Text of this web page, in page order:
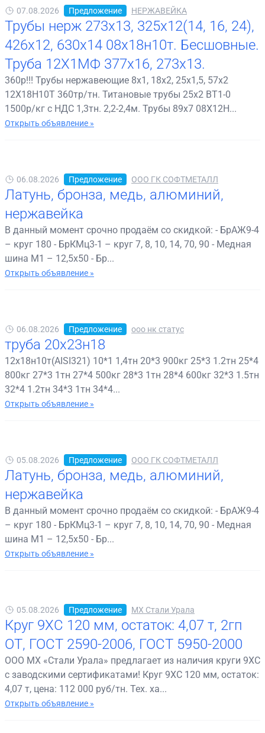
07.08.2026 Предложение НЕРЖАВЕЙКА
Трубы нерж 273х13, 325х12(14, 16, 24),
426х12, 630х14 08х18н10т. Бесшовные.
Труба 12Х1МФ 377х16, 273х13.
360р!!! Трубы нержавеющие 8х1, 18х2, 25х1,5, 57х2
12Х18Н10Т 360тр/тн. Титановые трубы 25х2 ВТ1-0
1500р/кг с НДС 1,3тн. 2,2-2,4м. Трубы 89х7 08Х12Н...
Открыть объявление »
06.08.2026 Предложение ООО ГК СОФТМЕТАЛЛ
Латунь, бронза, медь, алюминий,
нержавейка
В данный момент срочно продаём со скидкой: - БрАЖ9-4
– круг 180 - БрКМц3-1 – круг 7, 8, 10, 14, 70, 90 - Медная
шина М1 – 12,5х50 - Бр...
Открыть объявление »
06.08.2026 Предложение ооо нк статус
труба 20х23н18
12х18н10т(AISI321) 10*1 1,4тн 20*3 900кг 25*3 1.2тн 25*4
800кг 27*3 1тн 27*4 500кг 28*3 1тн 28*4 600кг 32*3 1.5тн
32*4 1.2тн 34*3 1тн 34*4...
Открыть объявление »
05.08.2026 Предложение ООО ГК СОФТМЕТАЛЛ
Латунь, бронза, медь, алюминий,
нержавейка
В данный момент срочно продаём со скидкой: - БрАЖ9-4
– круг 180 - БрКМц3-1 – круг 7, 8, 10, 14, 70, 90 - Медная
шина М1 – 12,5х50 - Бр...
Открыть объявление »
05.08.2026 Предложение МХ Стали Урала
Круг 9ХС 120 мм, остаток: 4,07 т, 2гп
ОТ, ГОСТ 2590-2006, ГОСТ 5950-2000
ООО МХ «Стали Урала» предлагает из наличия круги 9ХС
с заводскими сертификатами! Круг 9ХС 120 мм, остаток:
4,07 т, цена: 112 000 руб/тн. Тех. ха...
Открыть объявление »